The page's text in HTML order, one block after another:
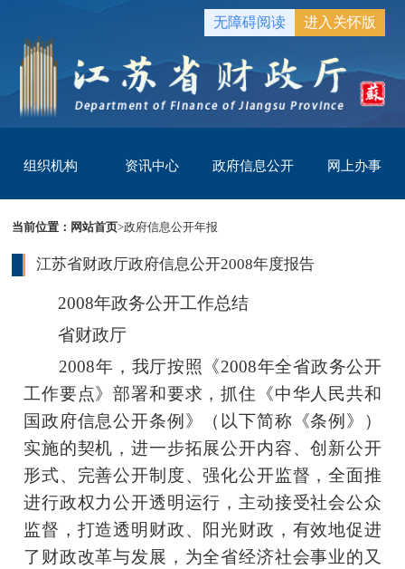
无障碍阅读 进入关怀版
组织机构 资讯中心 政府信息公开 网上办事
当前位置： 网站首页>政府信息公开年报
江苏省财政厅政府信息公开2008年度报告
2008年政务公开工作总结
省财政厅
2008年，我厅按照《2008年全省政务公开
工作要点》部署和要求，抓住《中华人民共和
国政府信息公开条例》（以下简称《条例》）
实施的契机，进一步拓展公开内容、创新公开
形式、完善公开制度、强化公开监督，全面推
进行政权力公开透明运行，主动接受社会公众
监督，打造透明财政、阳光财政，有效地促进
了财政改革与发展，为全省经济社会事业的又